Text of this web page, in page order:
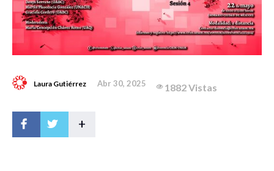
Laura Gutiérrez Abr 30, 2025 1882 Vistas
+